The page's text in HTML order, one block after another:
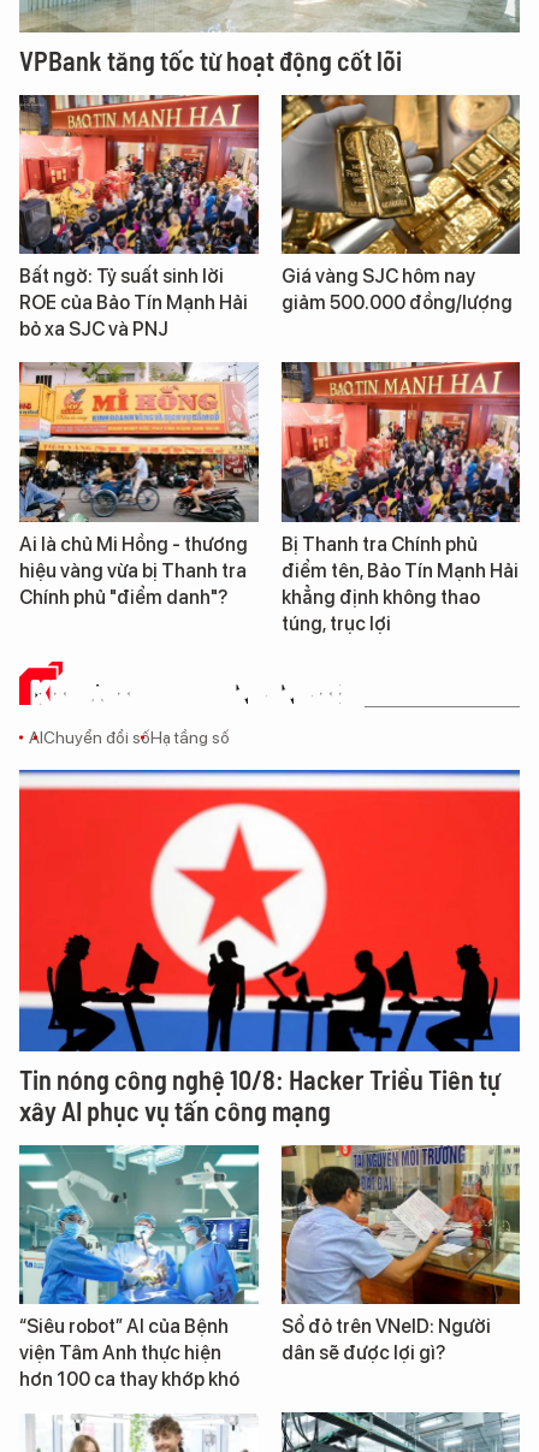
VPBank tăng tốc từ hoạt động cốt lõi
Bất ngờ: Tỷ suất sinh lời
ROE của Bảo Tín Mạnh Hải
bỏ xa SJC và PNJ
Giá vàng SJC hôm nay
giảm 500.000 đồng/lượng
Ai là chủ Mi Hồng - thương
hiệu vàng vừa bị Thanh tra
Chính phủ "điểm danh"?
Bị Thanh tra Chính phủ
điểm tên, Bảo Tín Mạnh Hải
khẳng định không thao
túng, trục lợi
KHOA HỌC - CÔNG NGHỆ
AIChuyển đổi sốHạ tầng số
Tin nóng công nghệ 10/8: Hacker Triều Tiên tự
xây AI phục vụ tấn công mạng
“Siêu robot” AI của Bệnh
viện Tâm Anh thực hiện
hơn 100 ca thay khớp khó
Sổ đỏ trên VNeID: Người
dân sẽ được lợi gì?